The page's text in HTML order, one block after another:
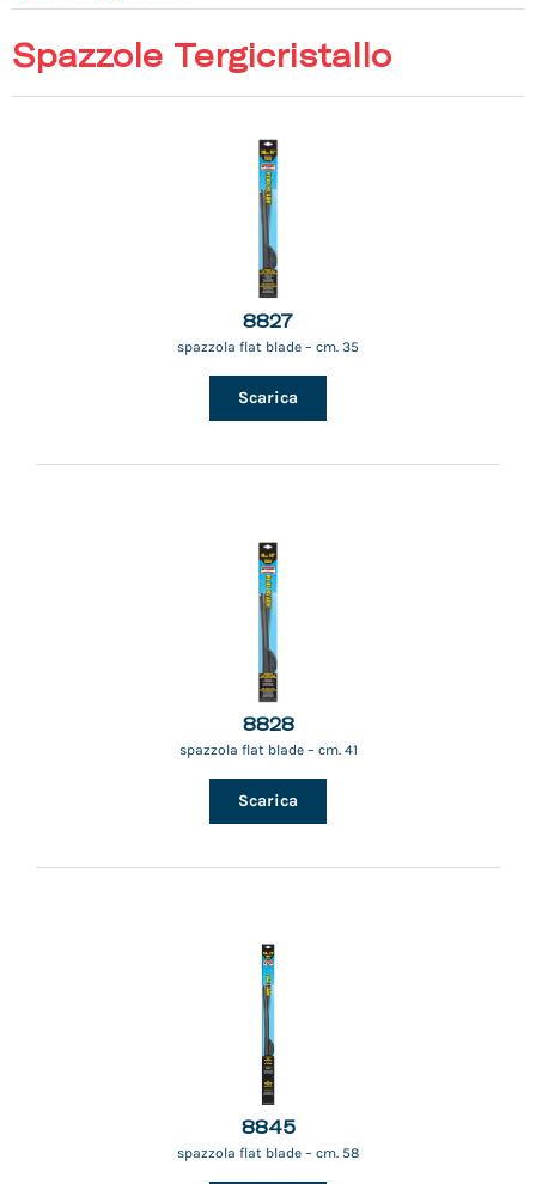
Spazzole Tergicristallo
8827
spazzola flat blade – cm. 35
Scarica
8828
spazzola flat blade – cm. 41
Scarica
8845
spazzola flat blade – cm. 58